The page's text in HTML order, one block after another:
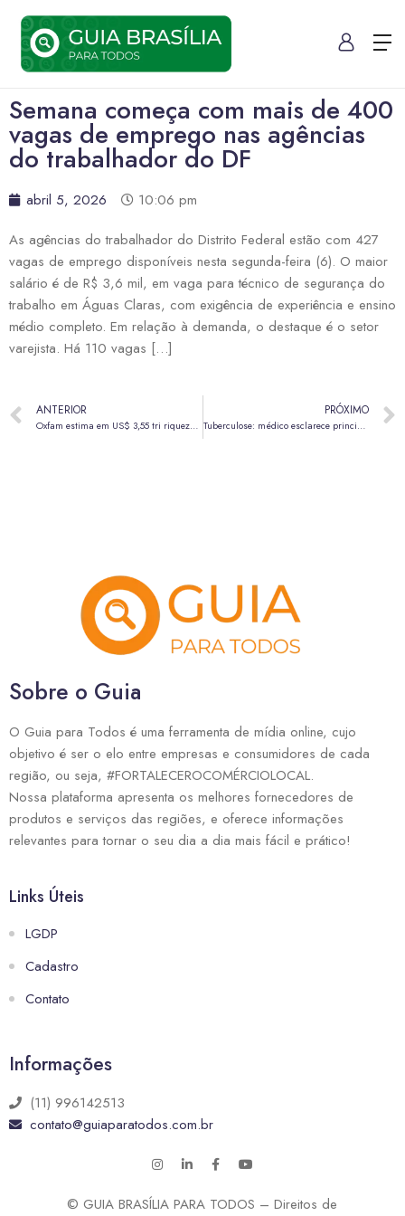
Semana começa com mais de 400
vagas de emprego nas agências
do trabalhador do DF
abril 5, 2026
10:06 pm
As agências do trabalhador do Distrito Federal estão com 427
vagas de emprego disponíveis nesta segunda-feira (6). O maior
salário é de R$ 3,6 mil, em vaga para técnico de segurança do
trabalho em Águas Claras, com exigência de experiência e ensino
médio completo. Em relação à demanda, o destaque é o setor
varejista. Há 110 vagas […]
ANTERIOR
Oxfam estima em US$ 3,55 tri riqueza escondida em paraísos fiscais
PRÓXIMO
Tuberculose: médico esclarece principais diferenças entre a doença, gripe e resfriado
Sobre o Guia
O Guia para Todos é uma ferramenta de mídia online, cujo
objetivo é ser o elo entre empresas e consumidores de cada
região, ou seja, #FORTALECEROCOMÉRCIOLOCAL.
Nossa plataforma apresenta os melhores fornecedores de
produtos e serviços das regiões, e oferece informações
relevantes para tornar o seu dia a dia mais fácil e prático!
Links Úteis
LGDP
Cadastro
Contato
Informações
(11) 996142513
contato@guiaparatodos.com.br
© GUIA BRASÍLIA PARA TODOS – Direitos de